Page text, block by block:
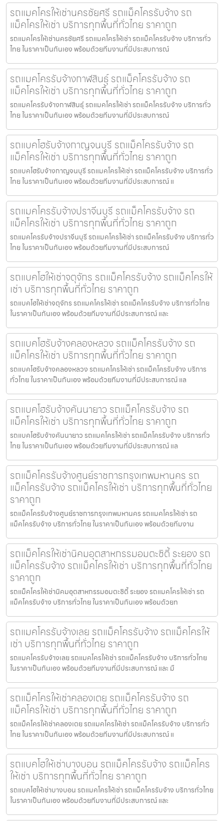
รถแมคโครให้เช่านครชัยศรี รถแม็คโครรับจ้าง รถ
แม็คโครให้เช่า บริการทุกพื้นที่ทั่วไทย ราคาถูก
รถแมคโครให้เช่านครชัยศรี รถแมคโครให้เช่า รถแม็คโครรับจ้าง บริการทั่ว
ไทย ในราคาเป็นกันเอง พร้อมด้วยทีมงานที่มีประสบการณ์
รถแมคโครรับจ้างกาฬสินธุ์ รถแม็คโครรับจ้าง รถ
แม็คโครให้เช่า บริการทุกพื้นที่ทั่วไทย ราคาถูก
รถแมคโครรับจ้างกาฬสินธุ์ รถแมคโครให้เช่า รถแม็คโครรับจ้าง บริการทั่ว
ไทย ในราคาเป็นกันเอง พร้อมด้วยทีมงานที่มีประสบการณ์
รถแบคโฮรับจ้างกาญจนบุรี รถแม็คโครรับจ้าง รถ
แม็คโครให้เช่า บริการทุกพื้นที่ทั่วไทย ราคาถูก
รถแบคโฮรับจ้างกาญจนบุรี รถแมคโครให้เช่า รถแม็คโครรับจ้าง บริการทั่ว
ไทย ในราคาเป็นกันเอง พร้อมด้วยทีมงานที่มีประสบการณ์ แ
รถแมคโครรับจ้างปราจีนบุรี รถแม็คโครรับจ้าง รถ
แม็คโครให้เช่า บริการทุกพื้นที่ทั่วไทย ราคาถูก
รถแมคโครรับจ้างปราจีนบุรี รถแมคโครให้เช่า รถแม็คโครรับจ้าง บริการทั่ว
ไทย ในราคาเป็นกันเอง พร้อมด้วยทีมงานที่มีประสบการณ์
รถแบคโฮให้เช่าจตุจักร รถแม็คโครรับจ้าง รถแม็คโครให้
เช่า บริการทุกพื้นที่ทั่วไทย ราคาถูก
รถแบคโฮให้เช่าจตุจักร รถแมคโครให้เช่า รถแม็คโครรับจ้าง บริการทั่วไทย
ในราคาเป็นกันเอง พร้อมด้วยทีมงานที่มีประสบการณ์ และ
รถแบคโฮรับจ้างคลองหลวง รถแม็คโครรับจ้าง รถ
แม็คโครให้เช่า บริการทุกพื้นที่ทั่วไทย ราคาถูก
รถแบคโฮรับจ้างคลองหลวง รถแมคโครให้เช่า รถแม็คโครรับจ้าง บริการ
ทั่วไทย ในราคาเป็นกันเอง พร้อมด้วยทีมงานที่มีประสบการณ์ แล
รถแบคโฮรับจ้างคันนายาว รถแม็คโครรับจ้าง รถ
แม็คโครให้เช่า บริการทุกพื้นที่ทั่วไทย ราคาถูก
รถแบคโฮรับจ้างคันนายาว รถแมคโครให้เช่า รถแม็คโครรับจ้าง บริการทั่ว
ไทย ในราคาเป็นกันเอง พร้อมด้วยทีมงานที่มีประสบการณ์ แล
รถแม็คโครรับจ้างศูนย์ราชการกรุงเทพมหานคร รถ
แม็คโครรับจ้าง รถแม็คโครให้เช่า บริการทุกพื้นที่ทั่วไทย
ราคาถูก
รถแม็คโครรับจ้างศูนย์ราชการกรุงเทพมหานคร รถแมคโครให้เช่า รถ
แม็คโครรับจ้าง บริการทั่วไทย ในราคาเป็นกันเอง พร้อมด้วยทีมงาน
รถแม็คโครให้เช่านิคมอุตสาหกรรมอมตะซิตี้ ระยอง รถ
แม็คโครรับจ้าง รถแม็คโครให้เช่า บริการทุกพื้นที่ทั่วไทย
ราคาถูก
รถแม็คโครให้เช่านิคมอุตสาหกรรมอมตะซิตี้ ระยอง รถแมคโครให้เช่า รถ
แม็คโครรับจ้าง บริการทั่วไทย ในราคาเป็นกันเอง พร้อมด้วยท
รถแมคโครรับจ้างเลย รถแม็คโครรับจ้าง รถแม็คโครให้
เช่า บริการทุกพื้นที่ทั่วไทย ราคาถูก
รถแมคโครรับจ้างเลย รถแมคโครให้เช่า รถแม็คโครรับจ้าง บริการทั่วไทย
ในราคาเป็นกันเอง พร้อมด้วยทีมงานที่มีประสบการณ์ และ มื
รถแม็คโครให้เช่าคลองเตย รถแม็คโครรับจ้าง รถ
แม็คโครให้เช่า บริการทุกพื้นที่ทั่วไทย ราคาถูก
รถแม็คโครให้เช่าคลองเตย รถแมคโครให้เช่า รถแม็คโครรับจ้าง บริการทั่ว
ไทย ในราคาเป็นกันเอง พร้อมด้วยทีมงานที่มีประสบการณ์ แ
รถแบคโฮให้เช่าบางบอน รถแม็คโครรับจ้าง รถแม็คโคร
ให้เช่า บริการทุกพื้นที่ทั่วไทย ราคาถูก
รถแบคโฮให้เช่าบางบอน รถแมคโครให้เช่า รถแม็คโครรับจ้าง บริการทั่วไทย
ในราคาเป็นกันเอง พร้อมด้วยทีมงานที่มีประสบการณ์ และ